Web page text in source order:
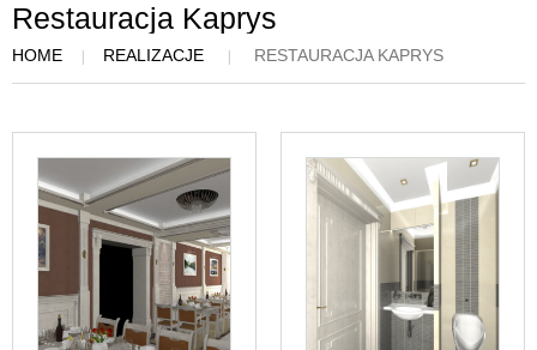
Restauracja Kaprys
HOME REALIZACJE RESTAURACJA KAPRYS